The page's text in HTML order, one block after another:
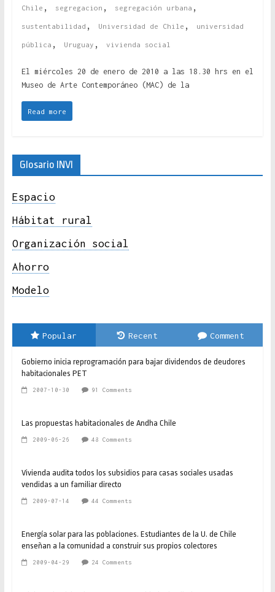
Chile , segregacion , segregación urbana ,
sustentabilidad , Universidad de Chile , universidad
pública , Uruguay , vivienda social
El miércoles 20 de enero de 2010 a las 18.30 hrs en el
Museo de Arte Contemporáneo (MAC) de la
Read more
Glosario INVI
Espacio
Hábitat rural
Organización social
Ahorro
Modelo
Popular Recent Comment
Gobierno inicia reprogramación para bajar dividendos de deudores
habitacionales PET
2007-10-30 91 Comments
Las propuestas habitacionales de Andha Chile
2009-06-26 48 Comments
Vivienda audita todos los subsidios para casas sociales usadas
vendidas a un familiar directo
2009-07-14 44 Comments
Energía solar para las poblaciones. Estudiantes de la U. de Chile
enseñan a la comunidad a construir sus propios colectores
2009-04-29 24 Comments